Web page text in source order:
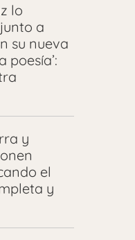
lo
a
su nueva
poesía’:
y
el
y